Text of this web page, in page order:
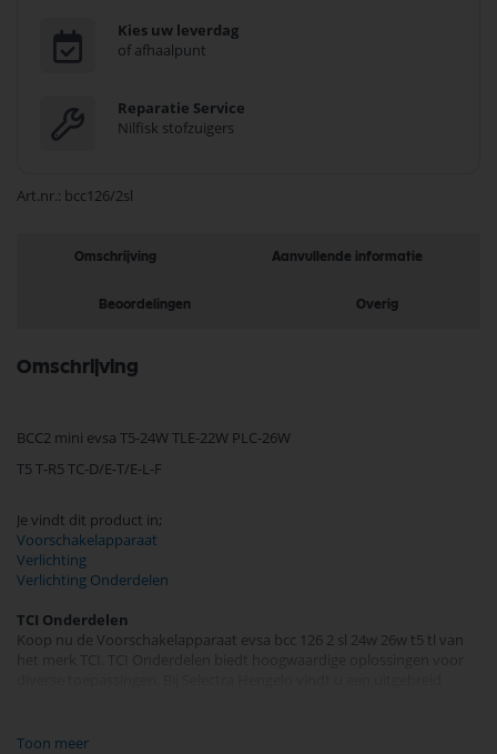
Kies uw leverdag
of afhaalpunt
Reparatie Service
Nilfisk stofzuigers
Art.nr. bcc126/2sl
Omschrijving Aanvullende informatie
Beoordelingen Overig
Omschrijving
BCC2 mini evsa T5-24W TLE-22W PLC-26W
T5 T-R5 TC-D/E-T/E-L-F
Je vindt dit product in;
Voorschakelapparaat
Verlichting
Verlichting Onderdelen
TCI Onderdelen
Koop nu de Voorschakelapparaat evsa bcc 126 2 sl 24w 26w t5 tl van
eenvoudig online.
Toon meer